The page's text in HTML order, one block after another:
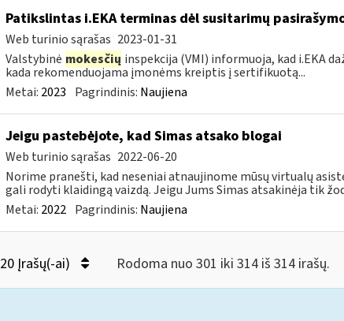
Patikslintas i.EKA terminas dėl susitarimų
Web turinio sąrašas 2023-01-31
Valstybinė mokesčių inspekcija (VMI) informuoja, kad i.EKA
kada rekomenduojama įmonėms kreiptis į sertifikuotą...
Metai: 2023 Pagrindinis: Naujiena
Jeigu pastebėjote, kad Simas atsako blogai
Web turinio sąrašas 2022-06-20
Norime pranešti, kad neseniai atnaujinome mūsų virtualų
gali rodyti klaidingą vaizdą. Jeigu Jums Simas atsakinėja tik
Metai: 2022 Pagrindinis: Naujiena
20 Įrašų(-ai) Rodoma nuo 301 iki 314 iš 314 irašų.